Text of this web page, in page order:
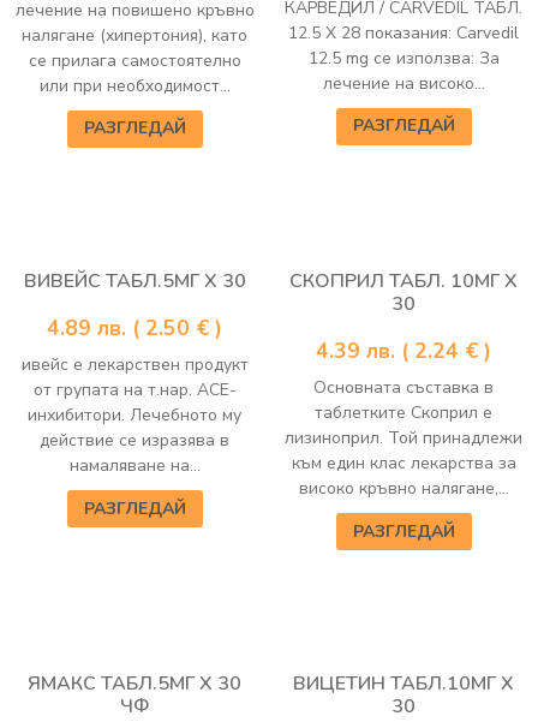
лечение на повишено кръвно
налягане (хипертония), като
се прилага самостоятелно
или при необходимост...
РАЗГЛЕДАЙ
КАРВЕДИЛ / CARVEDIL ТАБЛ.
12.5 Х 28 показания: Carvedil
12.5 mg се използва: За
лечение на високо...
РАЗГЛЕДАЙ
ВИВЕЙС ТАБЛ.5МГ Х 30
4.89 лв. ( 2.50 € )
ивейс е лекарствен продукт
от групата на т.нар. АСЕ-
инхибитори. Лечебното му
действие се изразява в
намаляване на...
РАЗГЛЕДАЙ
СКОПРИЛ ТАБЛ. 10МГ Х
30
4.39 лв. ( 2.24 € )
Основната съставка в
таблетките Скоприл е
лизиноприл. Той принадлежи
към един клас лекарства за
високо кръвно налягане,...
РАЗГЛЕДАЙ
ЯМАКС ТАБЛ.5МГ Х 30
ЧФ
ВИЦЕТИН ТАБЛ.10МГ Х
30